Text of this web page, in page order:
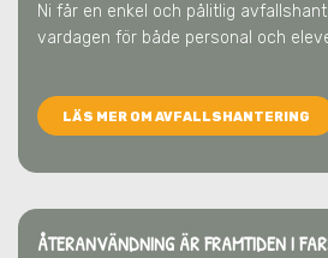
Ni får en enkel och pålitlig
vardagen för både personal och
LÄS MER OM AVFALLSHANTERING
ÅTERANVÄNDNING ÄR FRAMTIDENI